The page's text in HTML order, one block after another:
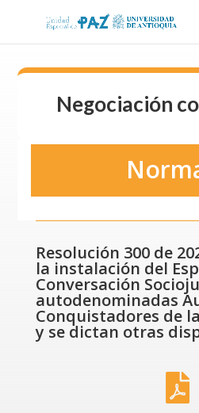
Negociación
Resolución 300 de
la instalación del
Conversación
autodenominadas
Conquistadores de
y se dictan otras
